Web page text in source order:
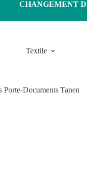
CHANGEMENT
Textile
Porte-Documents Tanen